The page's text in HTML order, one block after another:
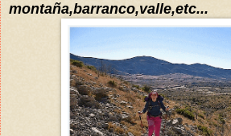
montaña,barranco,valle,etc...